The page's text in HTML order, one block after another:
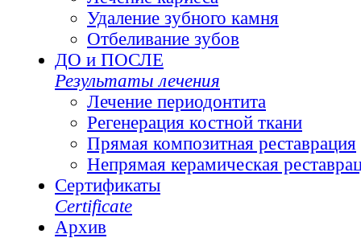
Удаление зубного камня
Отбеливание зубов
ДО и ПОСЛЕ
Результаты лечения
Лечение периодонтита
Регенерация костной ткани
Прямая композитная реставрация
Непрямая керамическая
Сертификаты
Сertificate
Архив